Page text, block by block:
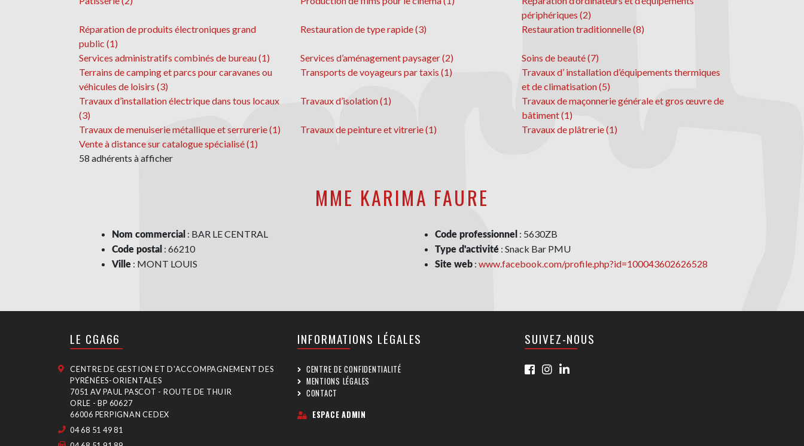
périphériques (2)
Réparation de produits électroniques grand
public (1)
Restauration de type rapide (3) Restauration traditionnelle (8)
Services administratifs combinés de bureau (1) Services d’aménagement paysager (2)
Soins de beauté (7)
Terrains de camping et parcs pour caravanes ou
véhicules de loisirs (3)
Transports de voyageurs par taxis (1)
Travaux d’ installation d’équipements thermiques
et de climatisation (5)
Travaux d’installation électrique dans tous locaux
(3)
Travaux d’isolation (1)
Travaux de maçonnerie générale et gros œuvre de
bâtiment (1)
Travaux de menuiserie métallique et serrurerie (1)
Travaux de peinture et vitrerie (1)
Travaux de plâtrerie (1)
Vente à distance sur catalogue spécialisé (1)
58 adhérents à afficher
MME KARIMA FAURE
Nom commercial : BAR LE CENTRAL
Code postal : 66210
Ville : MONT LOUIS
Code professionnel : 5630ZB
Type d'activité : Snack Bar PMU
Site web : www.facebook.com/profile.php?id=100043602626528
LE CGA66
CENTRE DE GESTION ET D'ACCOMPAGNEMENT DES
PYRÉNÉES-ORIENTALES
7051 AV PAUL PASCOT - ROUTE DE THUIR
ORLE - BP 60627
66006 PERPIGNAN CEDEX
04 68 51 49 81
INFORMATIONS LÉGALES
CENTRE DE CONFIDENTIALITÉ
MENTIONS LÉGALES
CONTACT
ESPACE ADMIN
SUIVEZ-NOUS